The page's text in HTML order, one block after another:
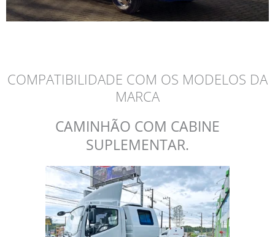
COMPATIBILIDADE COM OS MODELOS DA
MARCA
CAMINHÃO COM CABINE
SUPLEMENTAR.